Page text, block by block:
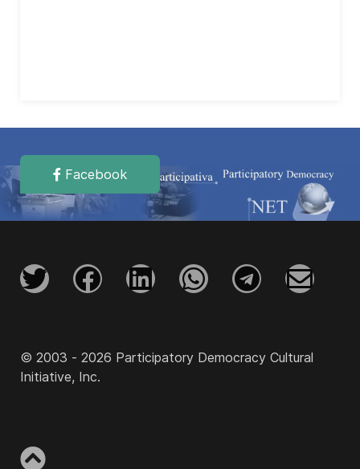
Facebook
© 2003 - 2026 Participatory Democracy Cultural
Initiative, Inc.